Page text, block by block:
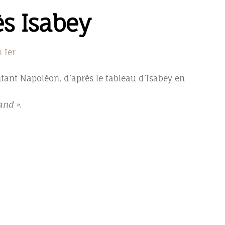
Isabey
Ier
Napoléon, d’après le tableau d’Isabey en
».